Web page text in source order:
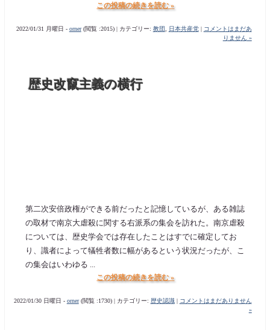
この投稿の続きを読む »
2022/01/31 月曜日 - orner(閲覧 :2015) | カテゴリー: 教団, 日本共産党|
コメントはまだあ
りません »
歴史改竄主義の横行
第二次安倍政権ができる前だったと記憶しているが、ある雑誌
の取材で南京大虐殺に関する右派系の集会を訪れた。南京虐殺
については、歴史学会では存在したことはすでに確定してお
り、識者によって犠牲者数に幅があるという状況だったが、こ
の集会はいわゆる ...
この投稿の続きを読む »
2022/01/30 日曜日 - orner(閲覧 :1730) | カテゴリー: 歴史認識|
コメントはまだありません
»